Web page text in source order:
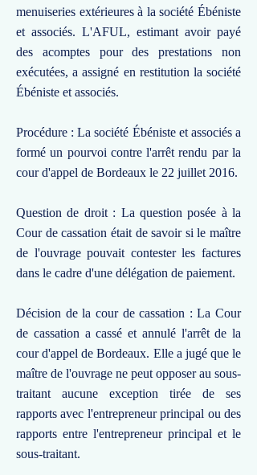
menuiseries extérieures à la société Ébéniste
et associés. L'AFUL, estimant avoir payé
des acomptes pour des prestations non
exécutées, a assigné en restitution la société
Ébéniste et associés.
Procédure : La société Ébéniste et associés a
formé un pourvoi contre l'arrêt rendu par la
cour d'appel de Bordeaux le 22 juillet 2016.
Question de droit : La question posée à la
Cour de cassation était de savoir si le maître
de l'ouvrage pouvait contester les factures
dans le cadre d'une délégation de paiement.
Décision de la cour de cassation : La Cour
de cassation a cassé et annulé l'arrêt de la
cour d'appel de Bordeaux. Elle a jugé que le
maître de l'ouvrage ne peut opposer au sous-
traitant aucune exception tirée de ses
rapports avec l'entrepreneur principal ou des
rapports entre l'entrepreneur principal et le
sous-traitant.